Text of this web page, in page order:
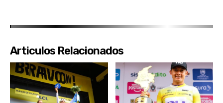
Articulos Relacionados